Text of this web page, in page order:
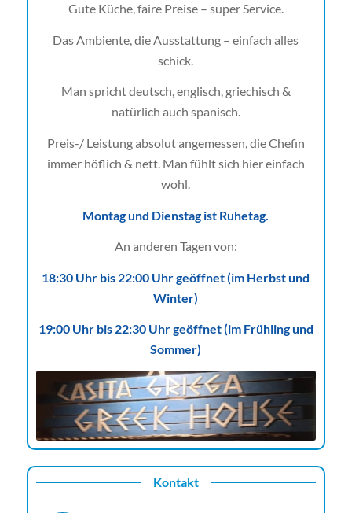
Gute Küche, faire Preise – super Service.
Das Ambiente, die Ausstattung – einfach alles
schick.
Man spricht deutsch, englisch, griechisch &
natürlich auch spanisch.
Preis-/ Leistung absolut angemessen, die Chefin
immer höflich & nett. Man fühlt sich hier einfach
wohl.
Montag und Dienstag ist Ruhetag.
An anderen Tagen von:
18:30 Uhr bis 22:00 Uhr geöffnet (im Herbst und
Winter)
19:00 Uhr bis 22:30 Uhr geöffnet (im Frühling und
Sommer)
Kontakt